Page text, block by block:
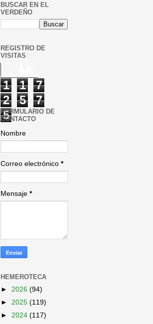
BUSCAR EN EL
VERDEÑO
REGISTRO DE
VISITAS
1 1
7
2
5
7
5
FORMULARIO DE
CONTACTO
Nombre
Correo electrónico *
Mensaje *
HEMEROTECA
► 2026 (94)
► 2025 (119)
► 2024 (117)